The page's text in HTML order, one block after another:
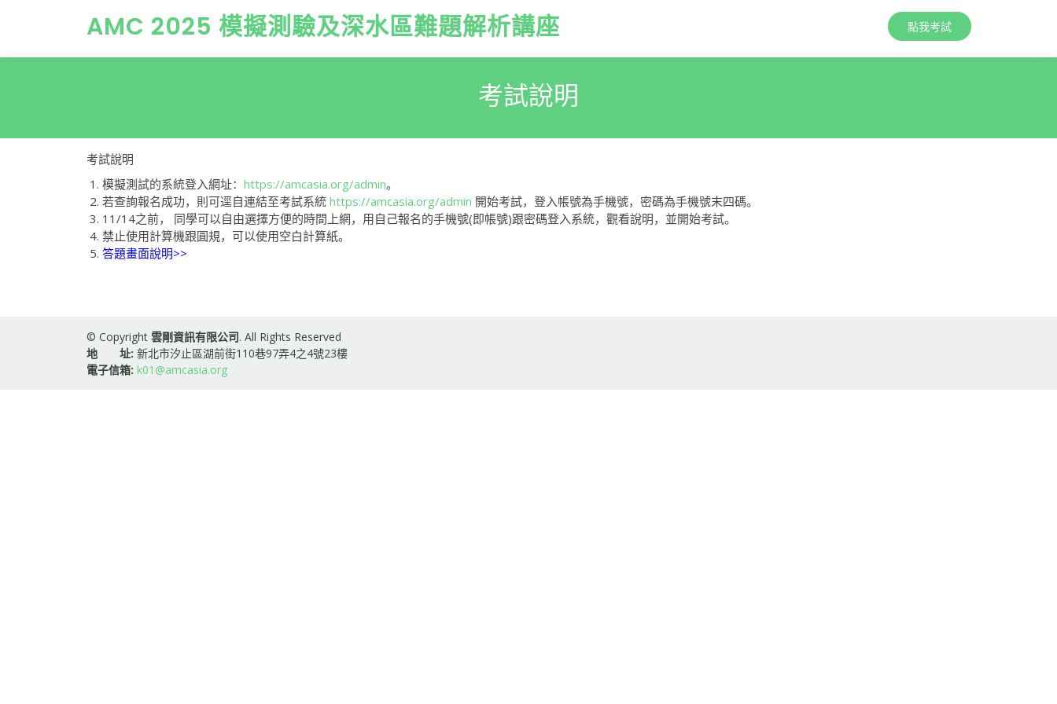
AMC 2025 模擬測驗及深水區難題解析講座 點我考試
考試說明
考試說明
模擬測試的系統登入網址： https://amcasia.org/admin。
若查詢報名成功，則可逕自連結至考試系統 https://amcasia.org/admin 開始考試，登入帳號為手機號，密碼為手機號末四碼。
11/14之前， 同學可以自由選擇方便的時間上網，用自己報名的手機號(即帳號)跟密碼登入系統，觀看說明，並開始考試。
禁止使用計算機跟圓規，可以使用空白計算紙。
答題畫面說明>>
© Copyright 雲剛資訊有限公司. All Rights Reserved
地 址: 新北市汐止區湖前街110巷97弄4之4號23樓
電子信箱: k01@amcasia.org